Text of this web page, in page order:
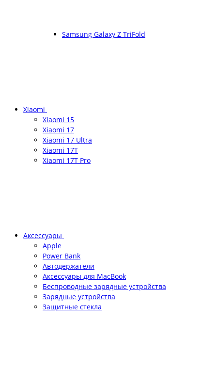
Samsung Galaxy Z TriFold
Xiaomi
Xiaomi 15
Xiaomi 17
Xiaomi 17 Ultra
Xiaomi 17T
Xiaomi 17T Pro
Аксессуары
Apple
Power Bank
Автодержатели
Аксессуары для MacBook
Беспроводные зарядные устройства
Зарядные устройства
Защитные стекла